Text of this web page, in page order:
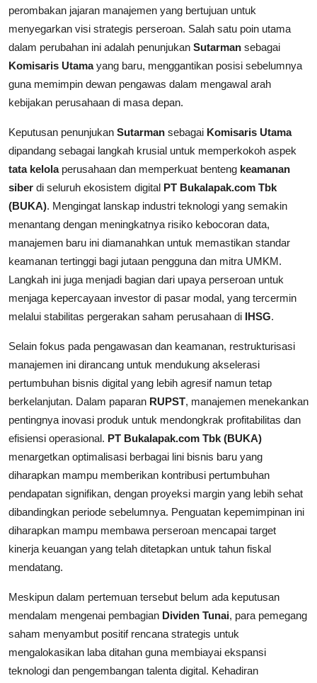
perombakan jajaran manajemen yang bertujuan untuk
menyegarkan visi strategis perseroan. Salah satu poin utama
dalam perubahan ini adalah penunjukan Sutarman sebagai
Komisaris Utamayang baru, menggantikan posisi sebelumnya
guna memimpin dewan pengawas dalam mengawal arah
kebijakan perusahaan di masa depan.
Keputusan penunjukan Sutarman sebagai Komisaris Utama
dipandang sebagai langkah krusial untuk memperkokoh aspek
tata kelolaperusahaan dan memperkuat benteng keamanan
siber di seluruh ekosistem digital PT Bukalapak.com Tbk
(BUKA). Mengingat lanskap industri teknologi yang semakin
menantang dengan meningkatnya risiko kebocoran data,
manajemen baru ini diamanahkan untuk memastikan standar
keamanan tertinggi bagi jutaan pengguna dan mitra UMKM.
Langkah ini juga menjadi bagian dari upaya perseroan untuk
menjaga kepercayaan investor di pasar modal, yang tercermin
melalui stabilitas pergerakan saham perusahaan di IHSG.
Selain fokus pada pengawasan dan keamanan, restrukturisasi
manajemen ini dirancang untuk mendukung akselerasi
pertumbuhan bisnis digital yang lebih agresif namun tetap
berkelanjutan. Dalam paparan RUPST, manajemen menekankan
pentingnya inovasi produk untuk mendongkrak profitabilitas dan
efisiensi operasional. PT Bukalapak.com Tbk (BUKA)
menargetkan optimalisasi berbagai lini bisnis baru yang
diharapkan mampu memberikan kontribusi pertumbuhan
pendapatan signifikan, dengan proyeksi margin yang lebih sehat
dibandingkan periode sebelumnya. Penguatan kepemimpinan ini
diharapkan mampu membawa perseroan mencapai target
kinerja keuangan yang telah ditetapkan untuk tahun fiskal
mendatang.
Meskipun dalam pertemuan tersebut belum ada keputusan
mendalam mengenai pembagian Dividen Tunai, para pemegang
saham menyambut positif rencana strategis untuk
mengalokasikan laba ditahan guna membiayai ekspansi
teknologi dan pengembangan talenta digital. Kehadiran